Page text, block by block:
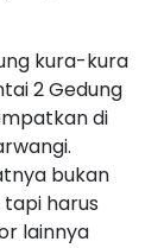
kura-kura
2 Gedung
di
bukan
harus
lainnya